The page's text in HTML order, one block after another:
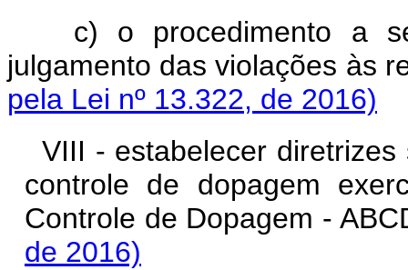
c) o procedimento a
julgamento das violações
pela Lei nº 13.322, de 2016)
VIII - estabelecer
controle de dopagem
Controle de Dopagem -
de 2016)